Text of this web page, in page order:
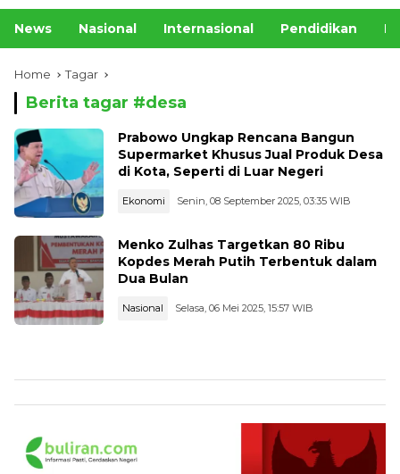
News Nasional Internasional Pendidikan
Home Tagar
Berita tagar #desa
Prabowo Ungkap Rencana Bangun
Supermarket Khusus Jual Produk Desa
di Kota, Seperti di Luar Negeri
Ekonomi Senin, 08 September 2025, 03:35 WIB
Menko Zulhas Targetkan 80 Ribu
Kopdes Merah Putih Terbentuk dalam
Dua Bulan
Nasional Selasa, 06 Mei 2025, 15:57 WIB